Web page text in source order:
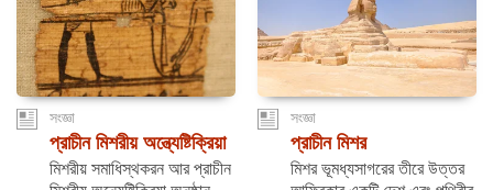
সংজ্ঞা
প্রাচীন মিশরীয় অন্ত্যেষ্টিক্রিয়া
মিশরীয় সমাধিস্থকরন আর প্রাচীন
সংজ্ঞা
প্রাচীন মিশর
মিশর ভূমধ্যসাগরের তীরে উত্তর